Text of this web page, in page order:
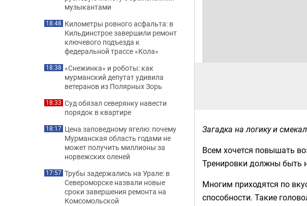
Загадка на логику и
Всем хочется повышать
Тренировки должны быть
Многим приходятся по
способности. Такие
музыкантами
18:48 Километры ровного асфальта: в
Кильдинстрое завершили ремонт
ключевого подъезда к
федеральной трассе «Кола»
18:38 «Снежинка» и роботы: как
мурманский депутат удивила
ветеранов из Полярных Зорь
18:33 Суд обязал северянку навести
порядок в квартире
18:17 Цена заповедному ягелю: почему
Мурманская область годами не
может получить миллионы за
норвежских оленей
17:57 Трубы задержались на Урале: в
Североморске назвали новые
сроки завершения ремонта на
Комсомольской